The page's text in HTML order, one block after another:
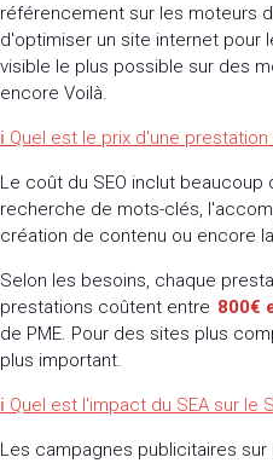
référencement sur les moteurs
d'optimiser un site internet pour
visible le plus possible sur des
encore Voilà.
ℹ Quel est le prix d'une
Le coût du SEO inclut
recherche de mots-clés,
création de contenu ou encore
Selon les besoins, chaque
prestations coûtent entre 800€
de PME. Pour des sites plus
plus important.
ℹ Quel est l'impact du SEA sur le
Les campagnes publicitaires